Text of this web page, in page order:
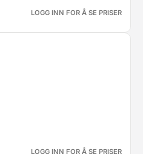
LOGG INN FOR Å SE PRISER
LOGG INN FOR Å SE PRISER